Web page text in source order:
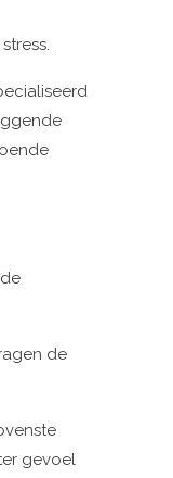
de
gevoel